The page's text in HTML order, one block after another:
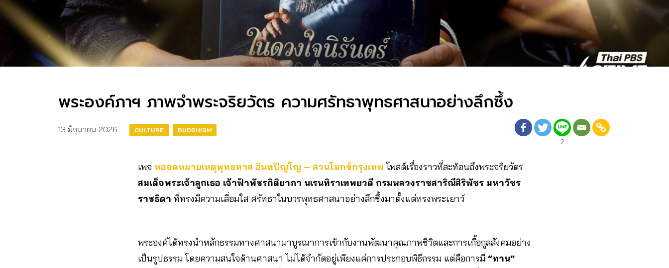
พระองค์ภาฯ ภาพจำพระจริยวัตร ความศรัทธาพุทธศาสนาอย่างลึกซึ้ง
13 มิถุนายน 2026 CULTURE
BUDDHISM
2
เพจ หอจดหมายเหตุพุทธทาส อินทปัญโญ – สวนโมกข์กรุงเทพ โพสต์เรื่องราวที่สะท้อนถึงพระจริยวัตร
สมเด็จพระเจ้าลูกเธอ เจ้าฟ้าพัชรกิติยาภา นเรนทิราเทพยวดี กรมหลวงราชสาริณีสิริพัชร มหาวัชร
ราชธิดา ที่ทรงมีความเลื่อมใส ศรัทธาในบวรพุทธศาสนาอย่างลึกซึ้งมาตั้งแต่ทรงพระเยาว์
พระองค์ได้ทรงนำหลักธรรมทางศาสนามาบูรณาการเข้ากับงานพัฒนาคุณภาพชีวิตและการเกื้อกูลสังคมอย่าง
เป็นรูปธรรม โดยความสนใจด้านศาสนา ไม่ได้จำกัดอยู่เพียงแค่การประกอบพิธีกรรม แต่คือการมี “ทาน”